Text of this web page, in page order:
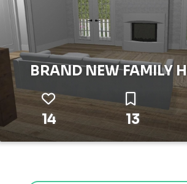
BRAND NEW FAMILY
14 13